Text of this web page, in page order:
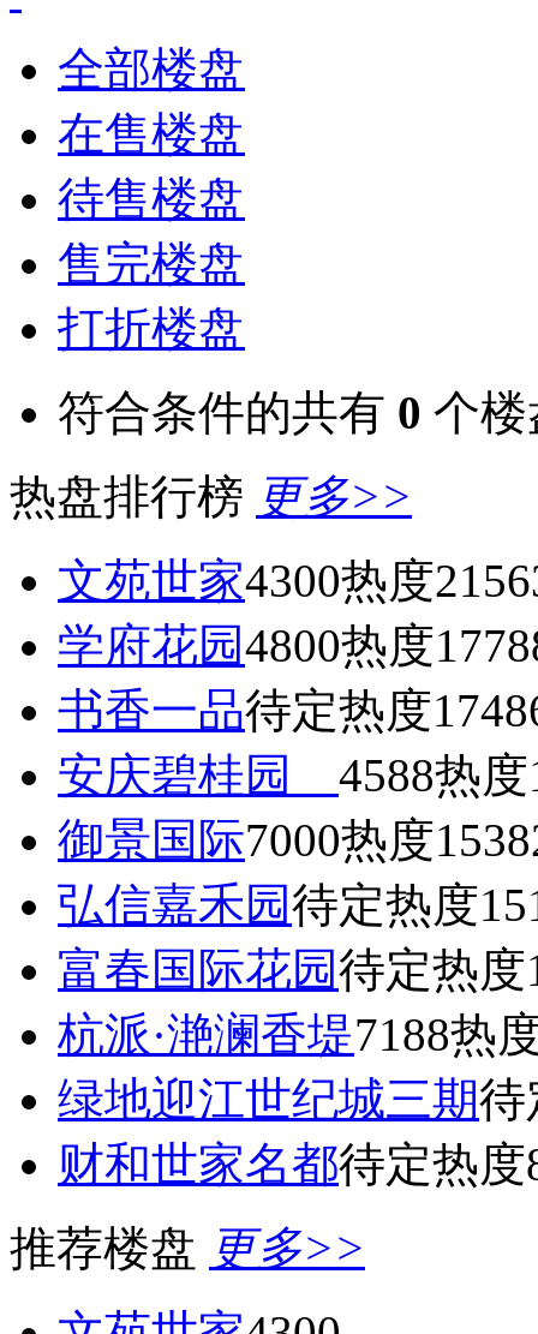
全部楼盘
在售楼盘
待售楼盘
售完楼盘
打折楼盘
符合条件的共有 0 个楼
热盘排行榜 更多>>
文苑世家4300热度
学府花园4800热度
书香一品待定热度
安庆碧桂园 4588热度
御景国际7000热度
弘信嘉禾园待定热度
富春国际花园待定热度
杭派·滟澜香堤7188热
绿地迎江世纪城三期待
财和世家名都待定热度
推荐楼盘 更多>>